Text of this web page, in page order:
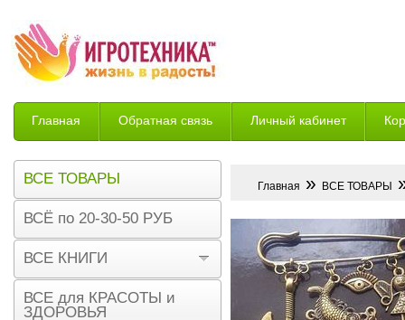
Главная Обратная связь Личный кабинет
Возврат
Главная » ВСЕ ТОВАРЫ
ВСЕ ТОВАРЫ
ВСЁ по 20-30-50 РУБ
ВСЕ КНИГИ
ВСЕ для КРАСОТЫ и
ЗДОРОВЬЯ